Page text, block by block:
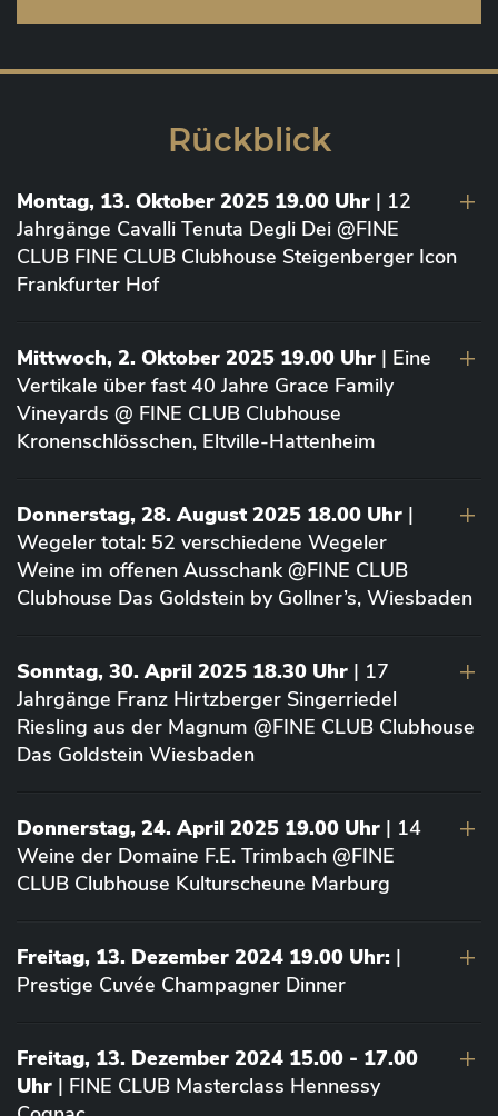
Rückblick
Montag, 13. Oktober 2025 19.00 Uhr | 12
Jahrgänge Cavalli Tenuta Degli Dei @FINE
CLUB FINE CLUB Clubhouse Steigenberger Icon
Frankfurter Hof
Mittwoch, 2. Oktober 2025 19.00 Uhr | Eine
Vertikale über fast 40 Jahre Grace Family
Vineyards @ FINE CLUB Clubhouse
Kronenschlösschen, Eltville-Hattenheim
Donnerstag, 28. August 2025 18.00 Uhr |
Wegeler total: 52 verschiedene Wegeler
Weine im offenen Ausschank @FINE CLUB
Clubhouse Das Goldstein by Gollner’s, Wiesbaden
Sonntag, 30. April 2025 18.30 Uhr | 17
Jahrgänge Franz Hirtzberger Singerriedel
Riesling aus der Magnum @FINE CLUB Clubhouse
Das Goldstein Wiesbaden
Donnerstag, 24. April 2025 19.00 Uhr | 14
Weine der Domaine F.E. Trimbach @FINE
CLUB Clubhouse Kulturscheune Marburg
Freitag, 13. Dezember 2024 19.00 Uhr: |
Prestige Cuvée Champagner Dinner
Freitag, 13. Dezember 2024 15.00 - 17.00
Uhr | FINE CLUB Masterclass Hennessy